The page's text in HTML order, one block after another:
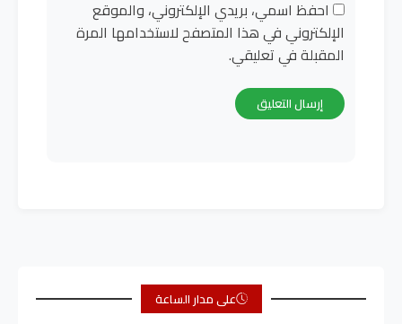
احفظ اسمي، بريدي الإلكتروني، والموقع
الإلكتروني في هذا المتصفح لاستخدامها المرة
المقبلة في تعليقي.
على مدار الساعة